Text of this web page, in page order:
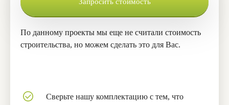
Запросить стоимость
По данному проекты мы еще не считали стоимость
строительства, но можем сделать это для Вас.
Сверьте нашу комплектацию с тем, что